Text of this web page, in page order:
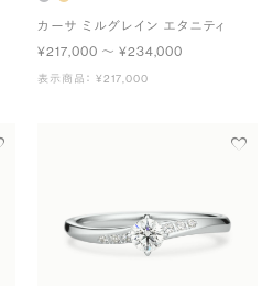
カーサ ミルグレイン エタニティ
¥217,000 〜 ¥234,000
表示商品： ¥217,000